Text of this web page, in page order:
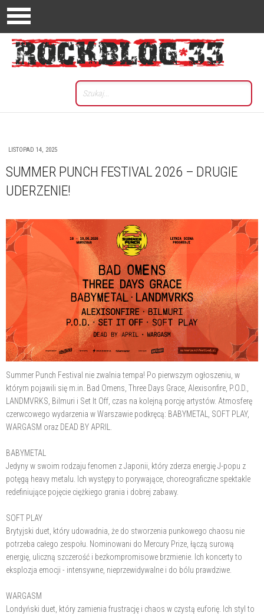
LISTOPAD 14, 2025
SUMMER PUNCH FESTIVAL 2026 – DRUGIE
UDERZENIE!
Summer Punch Festival nie zwalnia tempa! Po pierwszym ogłoszeniu, w
którym pojawili się m.in. Bad Omens, Three Days Grace, Alexisonfire, P.O.D.,
LANDMVRKS, Bilmuri i Set It Off, czas na kolejną porcję artystów. Atmosferę
czerwcowego wydarzenia w Warszawie podkręcą: BABYMETAL, SOFT PLAY,
WARGASM oraz DEAD BY APRIL.
BABYMETAL
Jedyny w swoim rodzaju fenomen z Japonii, który zderza energię J-popu z
potęgą heavy metalu. Ich występy to porywające, choreograficzne spektakle
redefiniujące pojęcie ciężkiego grania i dobrej zabawy.
SOFT PLAY
Brytyjski duet, który udowadnia, że do stworzenia punkowego chaosu nie
potrzeba całego zespołu. Nominowani do Mercury Prize, łączą surową
energię, uliczną szczerość i bezkompromisowe brzmienie. Ich koncerty to
eksplozja emocji - intensywne, nieprzewidywalne i do bólu prawdziwe.
WARGASM
Londyński duet, który zamienia frustrację i chaos w czystą euforię. Ich styl to